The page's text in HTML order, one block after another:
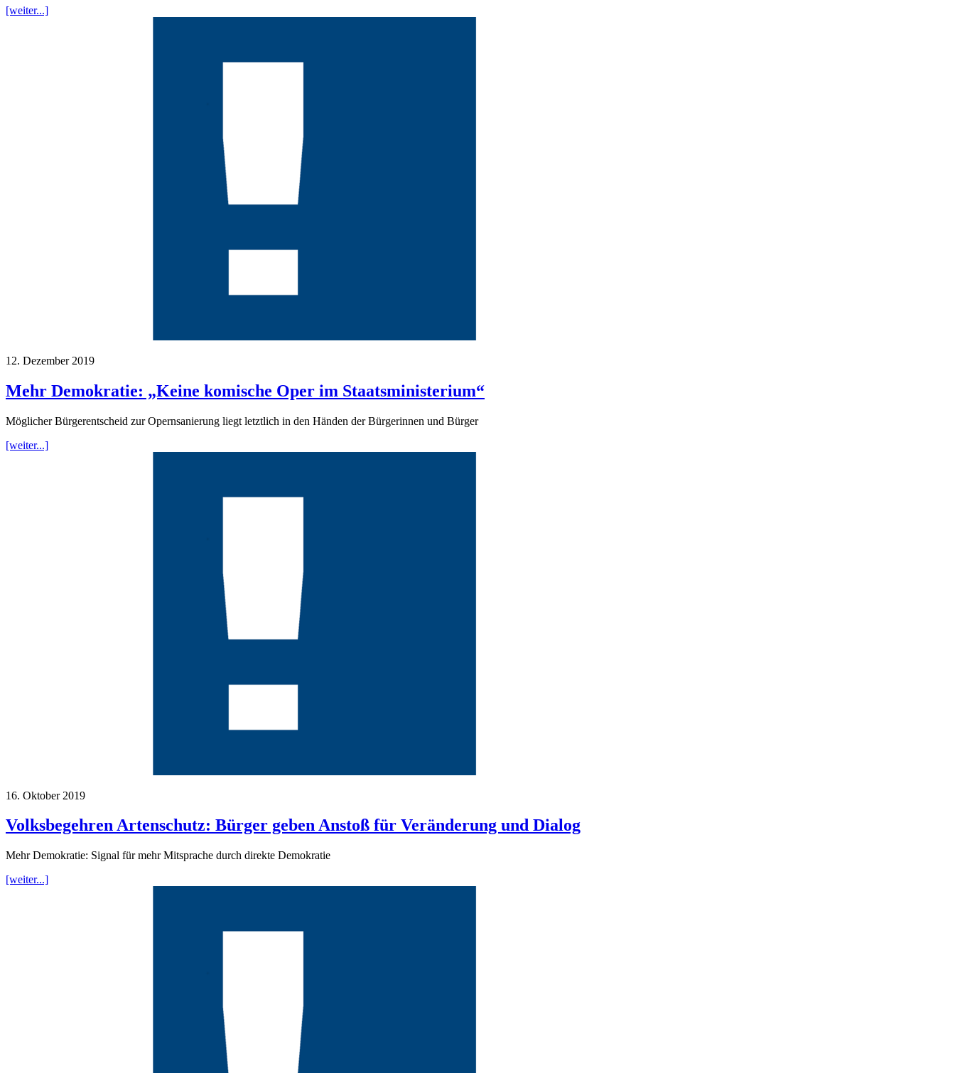
[weiter...]
12. Dezember 2019
Mehr Demokratie: „Keine komische Oper im Staatsministerium“
Möglicher Bürgerentscheid zur Opernsanierung liegt letztlich in den Händen der Bürgerinnen und Bürger
[weiter...]
16. Oktober 2019
Volksbegehren Artenschutz: Bürger geben Anstoß für Veränderung und Dialog
Mehr Demokratie: Signal für mehr Mitsprache durch direkte Demokratie
[weiter...]